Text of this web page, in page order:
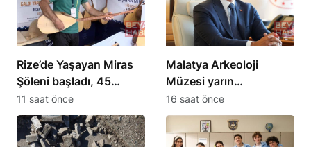
Rize’de Yaşayan Miras
Şöleni başladı, 45
sanatçı katıldı
11 saat önce
Malatya Arkeoloji
Müzesi yarın
ziyaretçilerini
ağırlamaya başlıyor
16 saat önce